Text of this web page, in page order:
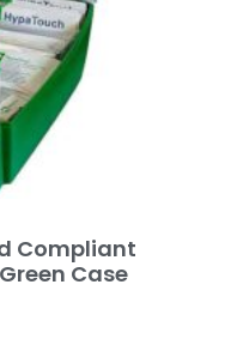
Compliant
Case